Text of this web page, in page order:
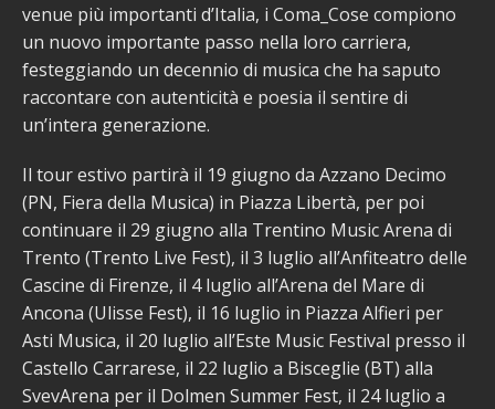
venue più importanti d’Italia, i Coma_Cose compiono
un nuovo importante passo nella loro carriera,
festeggiando un decennio di musica che ha saputo
raccontare con autenticità e poesia il sentire di
un’intera generazione.
Il tour estivo partirà il 19 giugno da Azzano Decimo
(PN, Fiera della Musica) in Piazza Libertà, per poi
continuare il 29 giugno alla Trentino Music Arena di
Trento (Trento Live Fest), il 3 luglio all’Anfiteatro delle
Cascine di Firenze, il 4 luglio all’Arena del Mare di
Ancona (Ulisse Fest), il 16 luglio in Piazza Alfieri per
Asti Musica, il 20 luglio all’Este Music Festival presso il
Castello Carrarese, il 22 luglio a Bisceglie (BT) alla
SvevArena per il Dolmen Summer Fest, il 24 luglio a